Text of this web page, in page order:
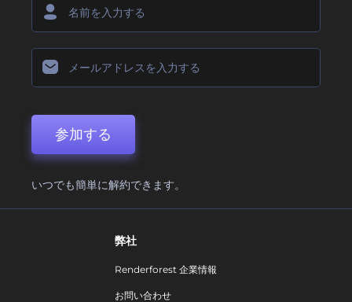
参加する
いつでも簡単に解約できます。
弊社
Renderforest 企業情報
お問い合わせ